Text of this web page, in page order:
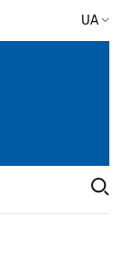
UA